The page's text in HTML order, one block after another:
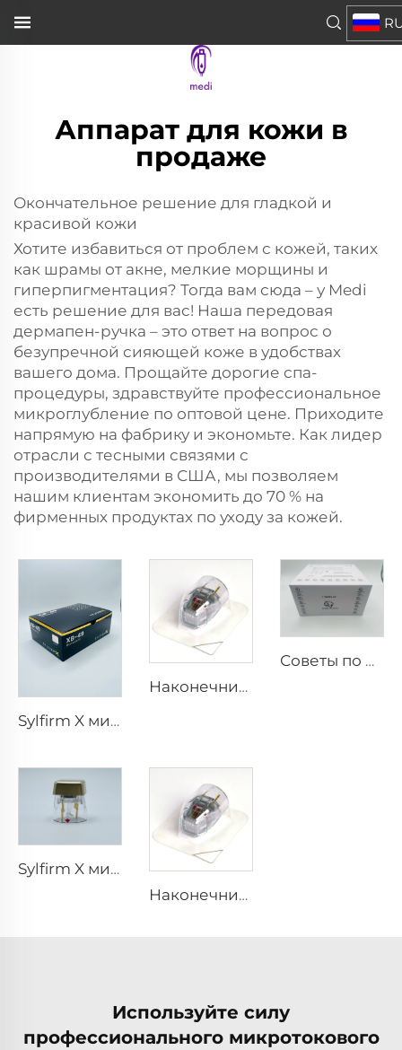
Аппарат для кожи в
продаже
Окончательное решение для гладкой и
красивой кожи
Хотите избавиться от проблем с кожей, таких
как шрамы от акне, мелкие морщины и
гиперпигментация? Тогда вам сюда – у Medi
есть решение для вас! Наша передовая
дермапен-ручка – это ответ на вопрос о
безупречной сияющей коже в удобствах
вашего дома. Прощайте дорогие спа-
процедуры, здравствуйте профессиональное
микроглубление по оптовой цене. Приходите
напрямую на фабрику и экономьте. Как лидер
отрасли с тесными связями с
производителями в США, мы позволяем
нашим клиентам экономить до 70 % на
фирменных продуктах по уходу за кожей.
Sylfirm X микротоки и радиочастотный уход за кожей, наконечники Sylfirm X XB-49
Наконечник Sylfirm X для микротоков и радиочастотного воздействия, картридж Sylfirm X XE-25 от Viol
Советы по RF для pixel8
Sylfirm X микротоки и радиочастотный уход за кожей, наконечники Sylfirm X X-25
Наконечник Sylfirm X для микротоков и радиочастотного воздействия, картридж Sylfirm X XE-25 от Viol
Используйте силу
профессионального микротокового